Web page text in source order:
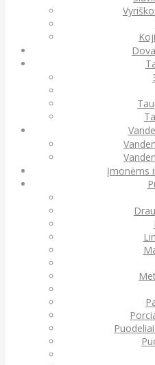
Įmonėms